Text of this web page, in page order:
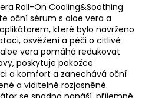
Roll-On Cooling&Soothing
oční sérum s aloe vera a
které bylo navrženo
osvěžení a péči o citlivé
vera pomáhá redukovat
poskytuje pokožce
a komfort a zanechává oční
a viditelně rozjasněné.